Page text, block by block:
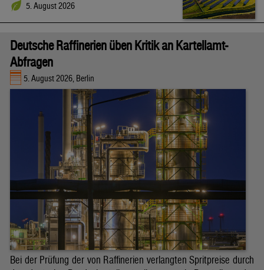
5. August 2026
Deutsche Raffinerien üben Kritik an Kartellamt-
Abfragen
5. August 2026, Berlin
Bei der Prüfung der von Raffinerien verlangten Spritpreise durch